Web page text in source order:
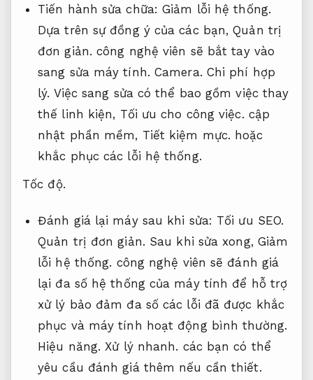
Tiến hành sửa chữa:Giảm lỗi hệ thống.
Dựa trên sự đồng ý của các bạn,Quản trị
đơn giản. công nghệ viên sẽ bắt tay vào
sang sửa máy tính. Camera. Chi phí hợp
lý. Việc sang sửa có thể bao gồm việc thay
thế linh kiện, Tối ưu cho công việc. cập
nhật phần mềm, Tiết kiệm mực. hoặc
khắc phục các lỗi hệ thống.
Tốc độ.
Đánh giá lại máy sau khi sửa: Tối ưu SEO.
Quản trị đơn giản. Sau khi sửa xong, Giảm
lỗi hệ thống. công nghệ viên sẽ đánh giá
lại đa số hệ thống của máy tính để hỗ trợ
xử lý bảo đảm đa số các lỗi đã được khắc
phục và máy tính hoạt động bình thường.
Hiệu năng. Xử lý nhanh. các bạn có thể
yêu cầu đánh giá thêm nếu cần thiết.